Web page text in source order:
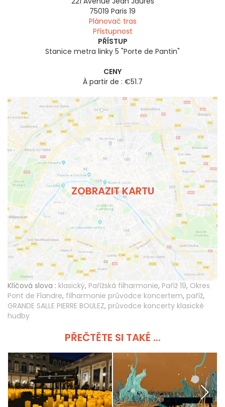
75019 Paris 19
Plánovač tras
Přístupnost
PŘÍSTUP
Stanice metra linky 5 "Porte de Pantin"
CENY
À partir de : €51.7
ZOBRAZIT KARTU
Klíčová slova : klasický, Pařížská filharmonie, Paříž 19, Okres
Pont de Flandre, filharmonie průvodce koncertem, paříž,
GRANDE SALLE PIERRE BOULEZ, průvodce koncerty klasické
hudby
PŘEČTĚTE SI TAKÉ ...